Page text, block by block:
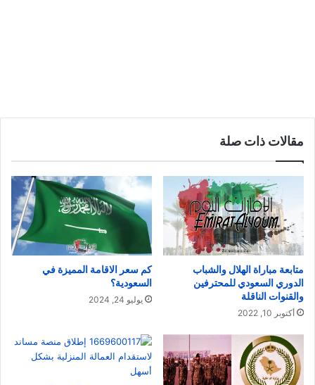
مقالات ذات صلة
متابعة مباراة الهلال والشباب
الدوري السعودي للمحترفين
والقنوات الناقلة
أكتوبر 10, 2022
كم سعر الاقامة المميزة في
السعودية؟
يوليو 24, 2024